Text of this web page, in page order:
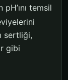
pH’ını temsil
sertliği,
gibi